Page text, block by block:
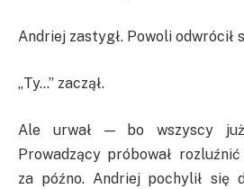
Andriej zastygł. Powoli odwrócił
„Ty…” zaczął.
Ale urwał — bo wszyscy
Prowadzący próbował
za późno. Andriej pochylił się